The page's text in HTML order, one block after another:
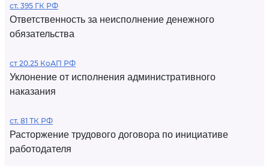
ст. 395 ГК РФ
Ответственность за неисполнение денежного
обязательства
ст 20.25 КоАП РФ
Уклонение от исполнения административного
наказания
ст. 81 ТК РФ
Расторжение трудового договора по инициативе
работодателя